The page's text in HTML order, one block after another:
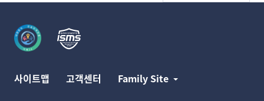
사이트맵 고객센터 Family Site